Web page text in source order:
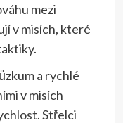
mezi
v misích, které
a rychlé
v misích
Střelci